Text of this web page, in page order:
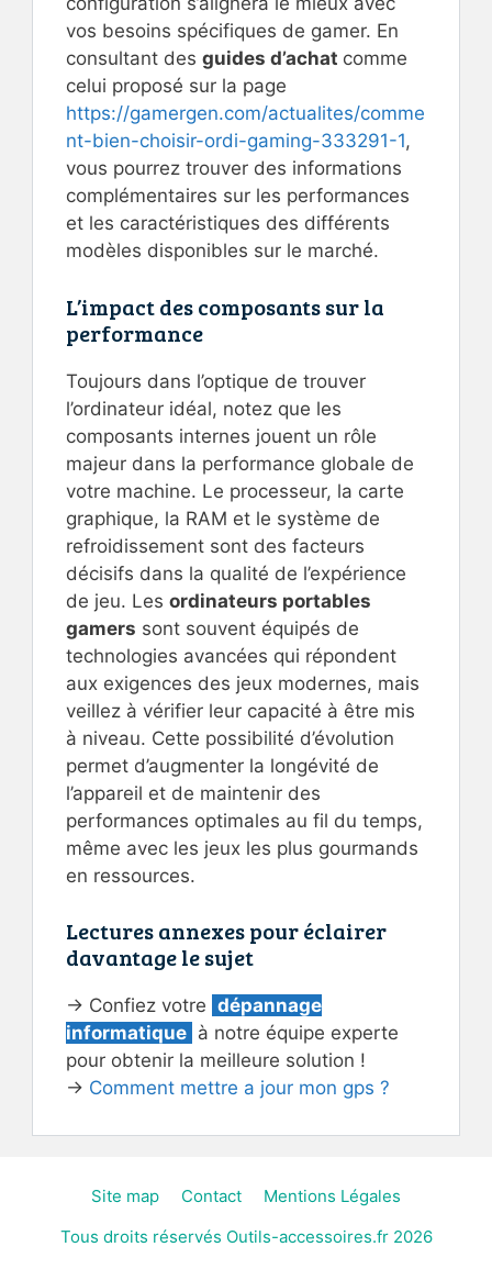
vos besoins spécifiques de gamer. En
consultant des guides d’achat comme
celui proposé sur la page
https://gamergen.com/actualites/comme
nt-bien-choisir-ordi-gaming-333291-1,
vous pourrez trouver des informations
complémentaires sur les performances
et les caractéristiques des différents
modèles disponibles sur le marché.
L’impact des composants sur la
performance
Toujours dans l’optique de trouver
l’ordinateur idéal, notez que les
composants internes jouent un rôle
majeur dans la performance globale de
votre machine. Le processeur, la carte
graphique, la RAM et le système de
refroidissement sont des facteurs
décisifs dans la qualité de l’expérience
de jeu. Les ordinateurs portables
gamers sont souvent équipés de
technologies avancées qui répondent
aux exigences des jeux modernes, mais
veillez à vérifier leur capacité à être mis
à niveau. Cette possibilité d’évolution
permet d’augmenter la longévité de
l’appareil et de maintenir des
performances optimales au fil du temps,
même avec les jeux les plus gourmands
en ressources.
Lectures annexes pour éclairer
davantage le sujet
→ Confiez votre dépannage
informatique à notre équipe experte
pour obtenir la meilleure solution !
→ Comment mettre a jour mon gps ?
Site map Contact
Mentions Légales
Tous droits réservés Outils-accessoires.fr 2026